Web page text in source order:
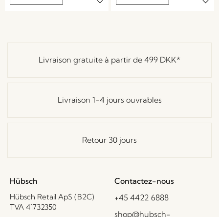
Livraison gratuite à partir de 499 DKK*
Livraison 1-4 jours ouvrables
Retour 30 jours
Hübsch
Hübsch Retail ApS (B2C)
TVA 41732350
Contactez-nous
+45 4422 6888
shop@hubsch-